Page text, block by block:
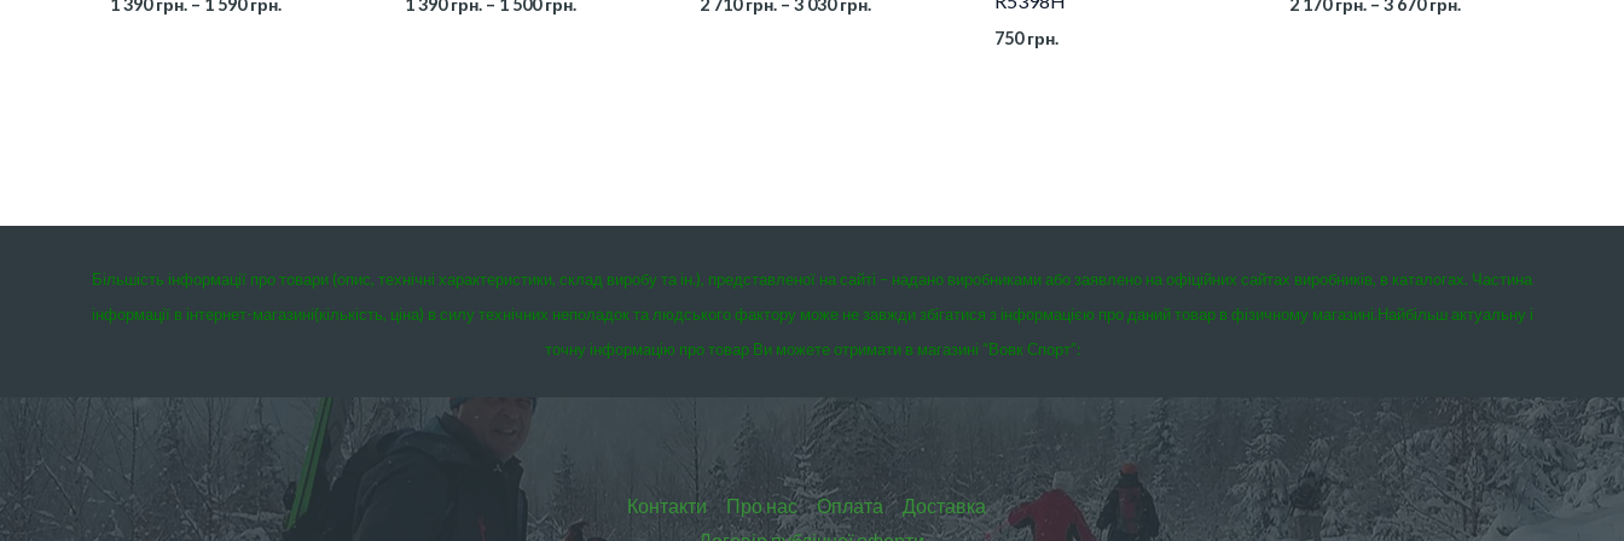
750грн.
Більшість інформації про товари (опис, технічні характеристики, склад виробу та ін.), представленої на сайті – надано виробниками або заявлено на офіційних сайтах виробників, в каталогах. Частина
інформації в інтернет-магазині(кількість, ціна) в силу технічних неполадок та людського фактору може не завжди збігатися з інформацією про даний товар в фізичному магазині.Найбільш актуальну і
точну інформацію про товар Ви можете отримати в магазині “Вовк Спорт”:
Контакти Про нас Оплата
Доставка